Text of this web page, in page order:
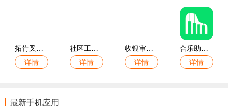
拓肯叉车题宝手机版
详情
社区工作者考试学知题手机版
详情
收银审核员考试学知题手机版
详情
合乐助手官网版
详情
最新手机应用